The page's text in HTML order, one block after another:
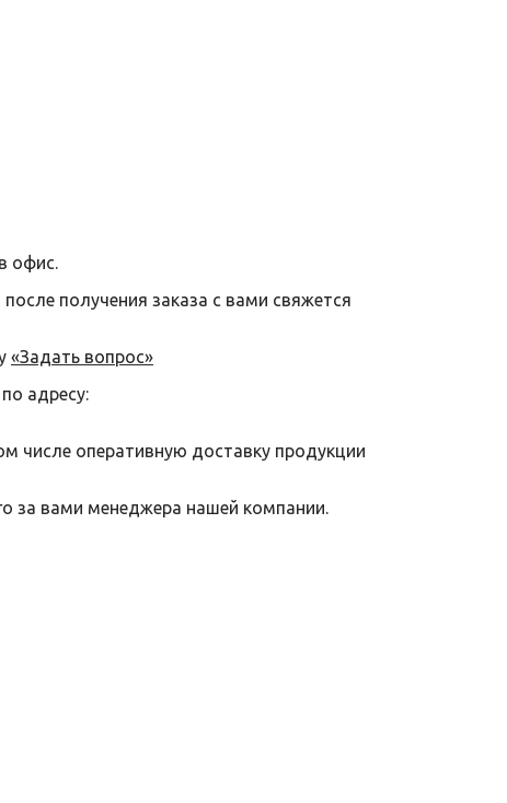
офис.
получения заказа с вами свяжется
«Задать вопрос»
адресу:
числе оперативную доставку продукции
за вами менеджера нашей компании.